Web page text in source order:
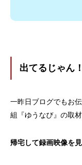
出てるじゃん！
一昨日ブログでもお
組『ゆうなび』の取材
帰宅して録画映像を